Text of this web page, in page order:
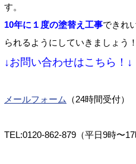
す。
10年に１度の塗替え工事できれ
られるようにしていきましょう！
↓お問い合わせはこちら！↓
メールフォーム （24時間受付）
TEL:0120-862-879（平日9時〜17